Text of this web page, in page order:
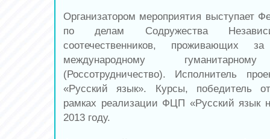
Организатором мероприятия выступает
по делам Содружества
соотечественников,
международному гуманитарному
(Россотрудничество). Исполнитель
«Русский язык». Курсы, победитель
рамках реализации ФЦП «Русский язык
2013 году.